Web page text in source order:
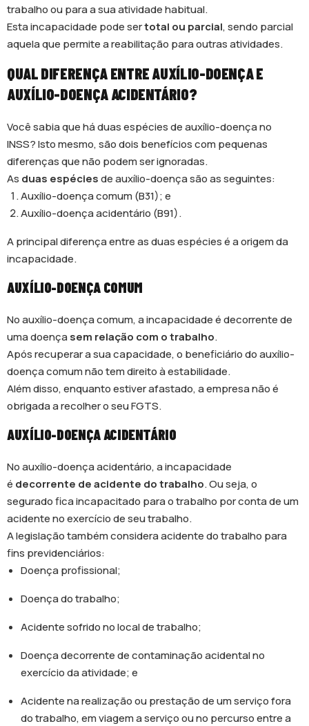
trabalho ou para a sua atividade habitual.
Esta incapacidade pode sertotal ou parcial, sendo parcial
aquela que permite a reabilitação para outras atividades.
QUAL DIFERENÇA ENTRE AUXÍLIO-DOENÇA E
AUXÍLIO-DOENÇA ACIDENTÁRIO?
Você sabia que há duas espécies de auxílio-doença no
INSS? Isto mesmo, são dois benefícios com pequenas
diferenças que não podem ser ignoradas.
As duas espéciesde auxílio-doença são as seguintes:
Auxílio-doença comum (B31); e
Auxílio-doença acidentário (B91).
A principal diferença entre as duas espécies é a origem da
incapacidade.
AUXÍLIO-DOENÇA COMUM
No auxílio-doença comum, a incapacidade é decorrente de
uma doença sem relação com o trabalho.
Após recuperar a sua capacidade, o beneficiário do auxílio-
doença comum não tem direito à estabilidade.
Além disso, enquanto estiver afastado, a empresa não é
obrigada a recolher o seu FGTS.
AUXÍLIO-DOENÇA ACIDENTÁRIO
No auxílio-doença acidentário, a incapacidade
é decorrente de acidente do trabalho. Ou seja, o
segurado fica incapacitado para o trabalho por conta de um
acidente no exercício de seu trabalho.
A legislação também considera acidente do trabalho para
fins previdenciários:
Doença profissional;
Doença do trabalho;
Acidente sofrido no local de trabalho;
Doença decorrente de contaminação acidental no
exercício da atividade; e
Acidente na realização ou prestação de um serviço fora
do trabalho, em viagem a serviço ou no percurso entre a